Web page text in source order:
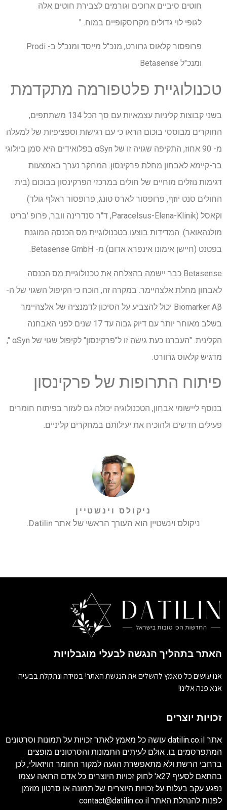
חוטים סיביים ארוכים וגורמים לצבירת חוטים אלה
לגופי לוי גדולים מקרוסקופיים במוח. "
פרופסור קלאוס גרוורט, מנכ"ל מייסד ומנכ"ל ב- Prodi
ומנכ"ל Betasense
טכנולוגיית פלטפורמה מתקדמת
בשני קבוצות קליניות עצמאיות עם סך הכל 134 משתתפים,
החוקרים מבוססי בוכום הראו כי עם רגישות וספציפיות של למעלה
מ- 90 אחוז, התקיפה שגויה זו של αSyn בפלואידים היא סמן ביולוגי
בר-קיימא לאבחון מחלת פרקינסון. המחקר נערך באמצעות
דגימות נוזלים מוחיים של חולים במרכזי הפרקינסון בבוכום (בית
החולים סנט יוזף, פרופסור לארס טונג, פרופסור ראלף גולד)
וקאסל (Paracelsus-Elena-Klinik, ד"ר סנדרינה וובר, פרופ 'בריט
מולנהאואר). המדידות בוצעו בטכנולוגיית מס הכנסה המוגנת
בפטנט (חיישן אימונו אינפרא אדום) מ- Betasense GmbH.
Betasense כבר יישמה בהצלחה את טכנולוגיית מס הכנסה
לאבחון מחלת אלצהיימר. במקרה זה, הוכח כי הקיפול השגוי של ה-
Biomarker Aβ יכול להצביע על הסיכון לדמנציה של אלצהיימר
בשלב מאוחר יותר עם דיוק גבוה עד 17 שנים לפני האבחנה
הקלינית. "העברנו כעת גישה זו ל"פרקינסון" לקיפול שגוי של αSyn ",
מדגיש קלאוס גרוורט.
פיתוח התרופות של פרקינסון
בנוסף ליישומי אבחון, הטכנולוגיה יכולה גם לעזור בפיתוח חומרים
פעילים חדשים ולהוכיח את יעילותם במחקרים קליניים.
ניקולס וינשטיין
ניקולס וינשטיין הוא העורך הראשי של אתר Datilin.
האתר בתהליך הנגשה לבעלי מוגבלויות
אנו עושים כל מאמץ להשלים את הנגשת האתר! במידה ונתקלת בבעיה
אנא פנה אלינו!
זכויות יוצרים
אתר datilin.co.il עושה כל מאמץ לאתר זכויות על תמונות וסרטונים
המתפרסמים בו. אולם לעיתים התמונות והסרטונים מופצים
ברחבי הרשת ולא מתאפשרת הגעה למקור החומר הויזאולי, לכן
בהתאם לסעיף 27א' לחוק זכויות היוצרים כל אדם הרואה עצמו
נפגע עקב בעלות על זכויות היוצרים של תמונה או סרטון מוזמן
לפנות להנהלת האתר contact@datilin.co.il